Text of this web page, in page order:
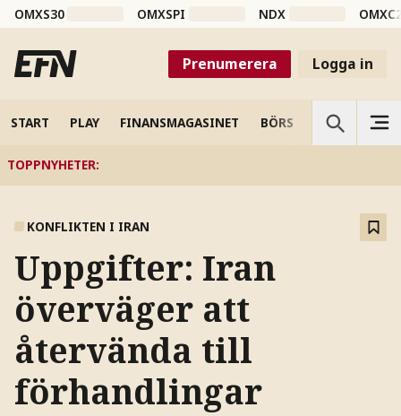
OMXS30 OMXSPI NDX
Prenumerera Logga in
START PLAY FINANSMAGASINET BÖRS VETENSKAP
TOPPNYHETER:
KONFLIKTEN I IRAN
Uppgifter: Iran
överväger att
återvända till
förhandlingar